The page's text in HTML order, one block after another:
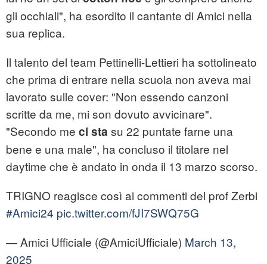
gli occhiali", ha esordito il cantante di Amici nella
sua replica.
Il talento del team Pettinelli-Lettieri ha sottolineato
che prima di entrare nella scuola non aveva mai
lavorato sulle cover: "Non essendo canzoni
scritte da me, mi son dovuto avvicinare".
"Secondo me ci sta su 22 puntate farne una
bene e una male", ha concluso il titolare nel
daytime che è andato in onda il 13 marzo scorso.
TRIGNO reagisce così ai commenti del prof Zerbi
#Amici24 pic.twitter.com/fJI7SWQ75G
— Amici Ufficiale (@AmiciUfficiale) March 13,
2025